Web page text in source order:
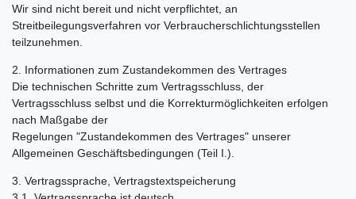
Wir sind nicht bereit und nicht verpflichtet, an
Streitbeilegungsverfahren vor Verbraucherschlichtungsstellen
teilzunehmen.
2. Informationen zum Zustandekommen des Vertrages
Die technischen Schritte zum Vertragsschluss, der
Vertragsschluss selbst und die Korrekturmöglichkeiten erfolgen
nach Maßgabe der
Regelungen "Zustandekommen des Vertrages" unserer
Allgemeinen Geschäftsbedingungen (Teil I.).
3. Vertragssprache, Vertragstextspeicherung